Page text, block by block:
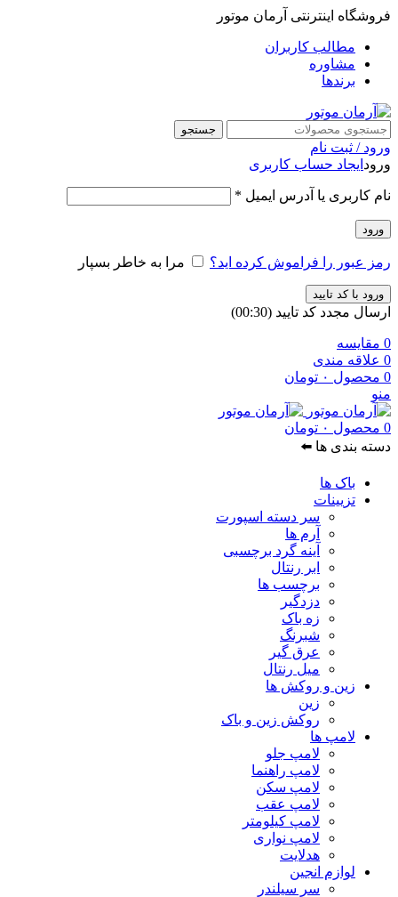
فروشگاه اینترنتی آرمان موتور
مطالب کاربران
مشاوره
برندها
جستجو
ورود / ثبت نام
ورود ایجاد حساب کاربری
نام کاربری یا آدرس ایمیل *
ورود
رمز عبور را فراموش کرده اید؟ مرا به خاطر بسپار
ورود با کد تایید
ارسال مجدد کد تایید (00:
30
)
0 مقایسه
0 علاقه مندی
0 محصول ۰ تومان
منو
0 محصول ۰ تومان
دسته بندی ها ⬅️
باک ها
تزیینات
سر دسته اسپورت
آرم ها
آینه گرد برچسبی
ابر رنتال
برچسب ها
دزدگیر
زه باک
شبرنگ
عرق گیر
میل رنتال
زین و روکش ها
زین
روکش زین و باک
لامپ ها
لامپ جلو
لامپ راهنما
لامپ سکن
لامپ عقب
لامپ کیلومتر
لامپ نواری
هدلایت
لوازم انجین
سر سیلندر